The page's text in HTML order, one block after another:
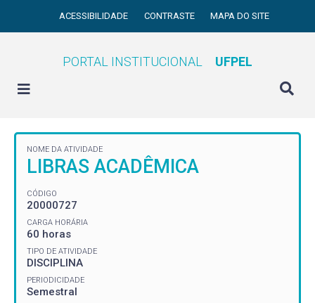
ACESSIBILIDADE CONTRASTE MAPA DO SITE
PORTAL INSTITUCIONAL UFPEL
NOME DA ATIVIDADE
LIBRAS ACADÊMICA
CÓDIGO
20000727
CARGA HORÁRIA
60 horas
TIPO DE ATIVIDADE
DISCIPLINA
PERIODICIDADE
Semestral